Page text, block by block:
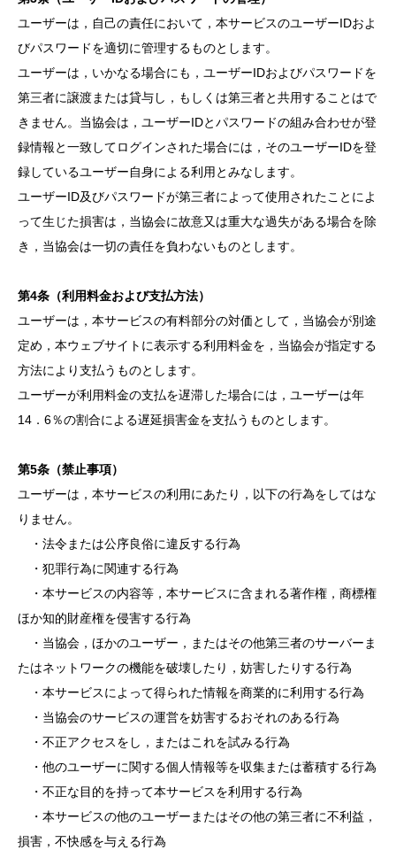
ユーザーは，自己の責任において，本サービスのユーザーIDおよ
びパスワードを適切に管理するものとします。
ユーザーは，いかなる場合にも，ユーザーIDおよびパスワードを
第三者に譲渡または貸与し，もしくは第三者と共用することはで
きません。当協会は，ユーザーIDとパスワードの組み合わせが登
録情報と一致してログインされた場合には，そのユーザーIDを登
録しているユーザー自身による利用とみなします。
ユーザーID及びパスワードが第三者によって使用されたことによ
って生じた損害は，当協会に故意又は重大な過失がある場合を除
き，当協会は一切の責任を負わないものとします。
第4条（利用料金および支払方法）
ユーザーは，本サービスの有料部分の対価として，当協会が別途
定め，本ウェブサイトに表示する利用料金を，当協会が指定する
方法により支払うものとします。
ユーザーが利用料金の支払を遅滞した場合には，ユーザーは年
14．6％の割合による遅延損害金を支払うものとします。
第5条（禁止事項）
ユーザーは，本サービスの利用にあたり，以下の行為をしてはな
りません。
・法令または公序良俗に違反する行為
・犯罪行為に関連する行為
・本サービスの内容等，本サービスに含まれる著作権，商標権
ほか知的財産権を侵害する行為
・当協会，ほかのユーザー，またはその他第三者のサーバーま
たはネットワークの機能を破壊したり，妨害したりする行為
・本サービスによって得られた情報を商業的に利用する行為
・当協会のサービスの運営を妨害するおそれのある行為
・不正アクセスをし，またはこれを試みる行為
・他のユーザーに関する個人情報等を収集または蓄積する行為
・不正な目的を持って本サービスを利用する行為
・本サービスの他のユーザーまたはその他の第三者に不利益，
損害，不快感を与える行為